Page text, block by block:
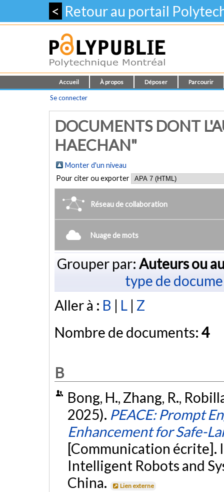
< Retour au portail
Accueil À propos Déposer Parcourir
Se connecter
DOCUMENTS DONT
HAECHAN"
Monter d'un niveau
Pour citer ou exporter
Réseau de collaboration
Nuage de mots
Grouper par: Auteurs ou
type de
Aller à : B | L | Z
Nombre de documents: 4
B
Bong, H., Zhang, R.,
2025). PEACE: Prompt
Enhancement for Safe-
[Communication
Intelligent Robots and
China.
Lien externe